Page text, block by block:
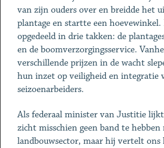
van zijn ouders over en breidde het
plantage en startte een
opgedeeld in drie takken: de
en de boomverzorgingsservice.
verschillende prijzen in de wacht
hun inzet op veiligheid en integratie
seizoenarbeiders.
Als federaal minister van Justitie
zicht misschien geen band te hebben
landbouwsector, maar hij vertelt ons